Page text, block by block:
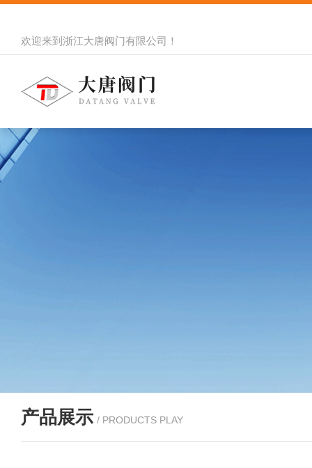
欢迎来到 浙江大唐阀门有限公司 ！
产品展示 / PRODUCTS PLAY